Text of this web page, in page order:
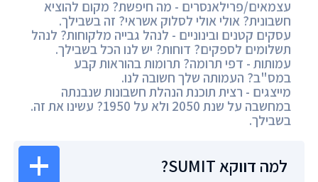
עצמאים/פרילאנסרים - מה חיפשת? מקום להוציא
חשבונית? אולי אולי לסלוק אשראי? זה בשבילך.
עסקים קטנים ובינוניים - לנהל גבייה מלקוחות? לנהל
תשלומים לספקים? דוחות? יש לנו הכל בשבילך.
עמותות - דפי תרומה? תרומות בהוראות קבע
במס"ב? העמותה שלך חשובה לנו.
מייצגים - רצית תוכנת הנהלת חשבונות שנבנתה
במחשבה על שנת 2050 ולא על 1950? עשינו את זה.
בשבילך.
למה דווקא SUMIT?